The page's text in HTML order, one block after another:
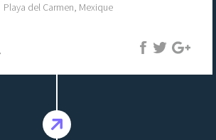
Playa del Carmen, Mexique